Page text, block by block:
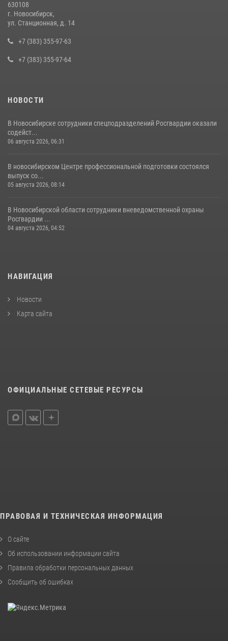
За серию краж экипажем вневедомственной охраны Росгвардии
10 июля 2026, 04:33
630108
г. Новосибирск,
ул. Станционная, д. 14
+7 (383) 355-97-63
+7 (383) 355-97-64
НОВОСТИ
В Новосибирске сотрудники спецподразделений Росгвардии оказали
содейст...
06 августа 2026, 06:31
В новосибирском Центре профессиональной подготовки состоялся
выпуск со...
05 августа 2026, 08:14
В Новосибирской области сотрудники вневедомственной охраны
Росгвардии ...
04 августа 2026, 04:52
НАВИГАЦИЯ
Новости
Карта сайта
ОФИЦИАЛЬНЫЕ СЕТЕВЫЕ РЕСУРСЫ
ПРАВОВАЯ И ТЕХНИЧЕСКАЯ ИНФОРМАЦИЯ
О сайте
Об использовании информации сайта
Правила обработки персональных данных
Сообщить об ошибках